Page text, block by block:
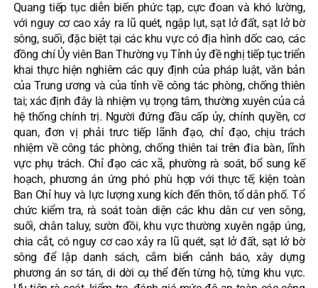
Quang tiếp tục diễn biến phức tạp, cực đoan và khó lường,
với nguy cơ cao xảy ra lũ quét, ngập lụt, sạt lở đất, sạt lở bờ
sông, suối, đặc biệt tại các khu vực có địa hình dốc cao, các
đồng chí Ủy viên Ban Thường vụ Tỉnh ủy đề nghị tiếp tục triển
khai thực hiện nghiêm các quy định của pháp luật, văn bản
của Trung ương và của tỉnh về công tác phòng, chống thiên
tai; xác định đây là nhiệm vụ trọng tâm, thường xuyên của cả
hệ thống chính trị. Người đứng đầu cấp ủy, chính quyền, cơ
quan, đơn vị phải trưc tiếp lãnh đạo, chỉ đạo, chịu trách
nhiệm về công tác phòng, chống thiên tai trên đia bàn, lĩnh
vực phụ trách. Chỉ đạo các xã, phường rà soát, bổ sung kế
hoạch, phương án ứng phó phù hợp với thực tế; kiện toàn
Ban Chỉ huy và lực lượng xung kích đến thôn, tổ dân phố. Tổ
chức kiểm tra, rà soát toàn diện các khu dân cư ven sông,
suối, chân taluy, sườn đồi, khu vực thường xuyên ngập úng,
chia cắt, có nguy cơ cao xảy ra lũ quét, sạt lở đất, sạt lở bờ
sông để lập danh sách, cắm biển cảnh báo, xây dựng
phương án sơ tán, di dời cụ thể đến từng hộ, từng khu vực.